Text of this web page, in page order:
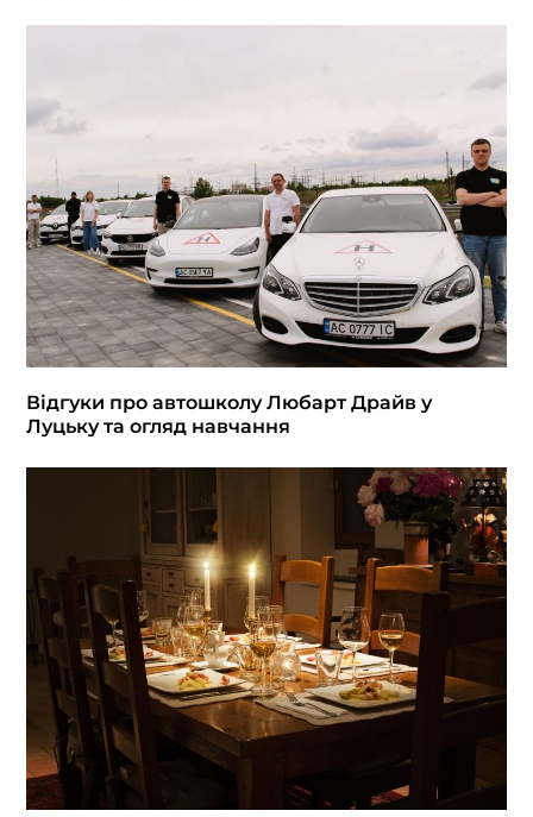
Відгуки про автошколу Любарт Драйв у
Луцьку та огляд навчання